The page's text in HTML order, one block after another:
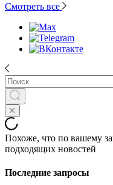
Смотреть все
Похоже, что по вашему
подходящих новостей
Последние запросы